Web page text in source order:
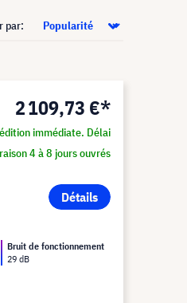
par:
2 109,73 €*
immédiate. Délai
4 à 8 jours ouvrés
Détails
Bruit de fonctionnement
29 dB